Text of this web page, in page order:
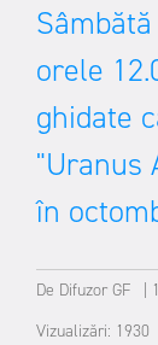
orele
ghidate
"Uranus
în
De Difuzor GF |
Vizualizări: 1930